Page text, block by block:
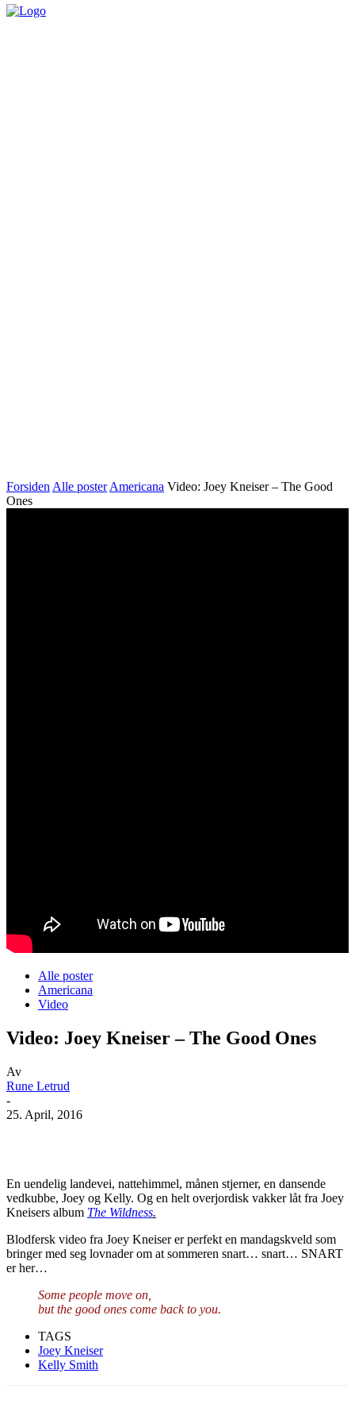
Forsiden Alle poster Americana Video: Joey Kneiser – The Good
Ones
Alle poster
Americana
Video
Video: Joey Kneiser – The Good Ones
Av
Rune Letrud
-
25. April, 2016
En uendelig landevei, nattehimmel, månen stjerner, en dansende
vedkubbe, Joey og Kelly. Og en helt overjordisk vakker låt fra Joey
Kneisers album The Wildness.
Blodfersk video fra Joey Kneiser er perfekt en mandagskveld som
bringer med seg lovnader om at sommeren snart… snart… SNART
er her…
Some people move on,
but the good ones come back to you.
TAGS
Joey Kneiser
Kelly Smith